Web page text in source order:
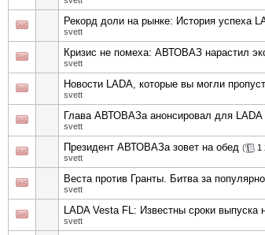
Рекорд доли на рынке: История успеха
svett
Кризис не помеха: АВТОВАЗ нарастил
svett
Новости LADA, которые вы могли
svett
Глава АВТОВАЗа анонсировал для
svett
Президент АВТОВАЗа зовет на обед ( 1
svett
Веста против Гранты. Битва за
svett
LADA Vesta FL: Известны сроки выпуска
svett